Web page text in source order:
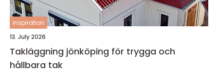
inspiration
13. July 2026
Takläggning jönköping för trygga och
hållbara tak